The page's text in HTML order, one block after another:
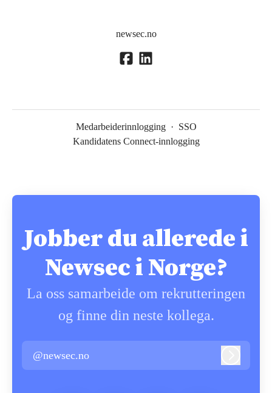
newsec.no
Medarbeiderinnlogging · SSO
Kandidatens Connect-innlogging
Jobber du allerede i
Newsec i Norge?
La oss samarbeide om rekrutteringen
og finne din neste kollega.
@newsec.no